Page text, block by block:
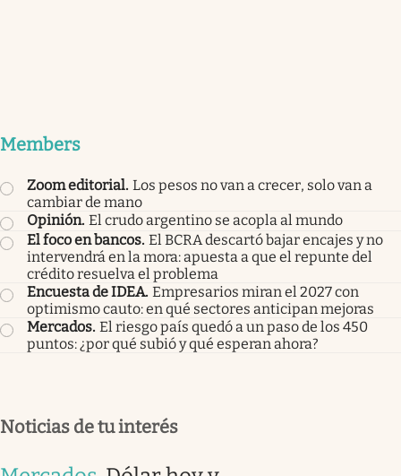
Members
Zoom editorial. Los pesos no van a crecer, solo van a
cambiar de mano
Opinión. El crudo argentino se acopla al mundo
El foco en bancos. El BCRA descartó bajar encajes y no
intervendrá en la mora: apuesta a que el repunte del
crédito resuelva el problema
Encuesta de IDEA. Empresarios miran el 2027 con
optimismo cauto: en qué sectores anticipan mejoras
Mercados. El riesgo país quedó a un paso de los 450
puntos: ¿por qué subió y qué esperan ahora?
Noticias de tu interés